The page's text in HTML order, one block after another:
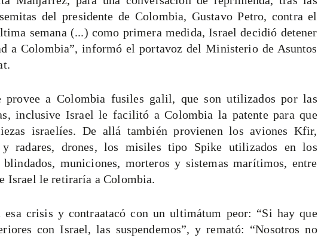
del presidente de Colombia, Gustavo Petro, contra el
semana (...) como primera medida, Israel decidió detener
a Colombia”, informó el portavoz del Ministerio de Asuntos
provee a Colombia fusiles galil, que son utilizados por las
inclusive Israel le facilitó a Colombia la patente para que
israelíes. De allá también provienen los aviones Kfir,
y radares, drones, los misiles tipo Spike utilizados en los
municiones, morteros y sistemas marítimos, entre
Israel le retiraría a Colombia.
crisis y contraatacó con un ultimátum peor: “Si hay que
con Israel, las suspendemos”, y remató: “Nosotros no